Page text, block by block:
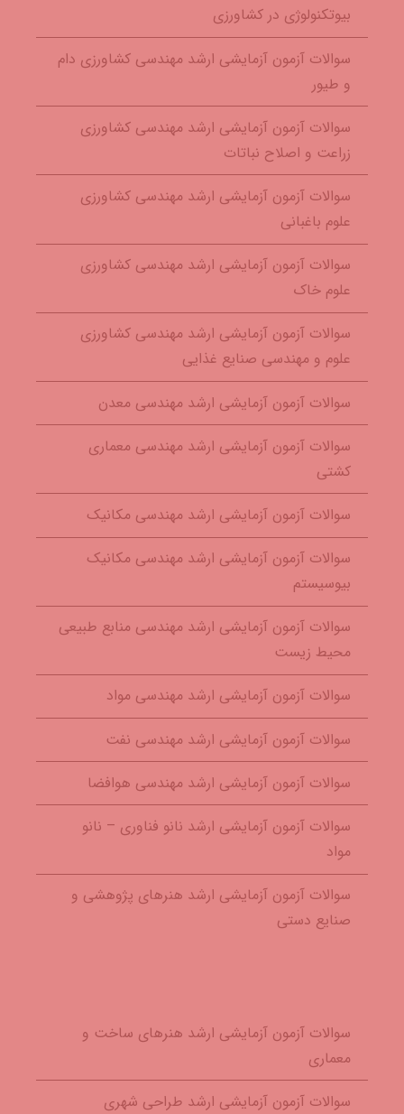
بیوتکنولوژی در کشاورزی
سوالات آزمون آزمایشی ارشد مهندسی کشاورزی دام
و طیور
سوالات آزمون آزمایشی ارشد مهندسی کشاورزی
زراعت و اصلاح نباتات
سوالات آزمون آزمایشی ارشد مهندسی کشاورزی
علوم باغبانی
سوالات آزمون آزمایشی ارشد مهندسی کشاورزی
علوم خاک
سوالات آزمون آزمایشی ارشد مهندسی کشاورزی
علوم و مهندسی صنایع غذایی
سوالات آزمون آزمایشی ارشد مهندسی معدن
سوالات آزمون آزمایشی ارشد مهندسی معماری
کشتی
سوالات آزمون آزمایشی ارشد مهندسی مکانیک
سوالات آزمون آزمایشی ارشد مهندسی مکانیک
بیوسیستم
سوالات آزمون آزمایشی ارشد مهندسی منابع طبیعی
محیط زیست
سوالات آزمون آزمایشی ارشد مهندسی مواد
سوالات آزمون آزمایشی ارشد مهندسی نفت
سوالات آزمون آزمایشی ارشد مهندسی هوافضا
سوالات آزمون آزمایشی ارشد نانو فناوری – نانو
مواد
سوالات آزمون آزمایشی ارشد هنرهای پژوهشی و
صنایع دستی
سوالات آزمون آزمایشی ارشد هنرهای ساخت و
معماری
سوالات آزمون آزمایشی ارشد طراحی شهری